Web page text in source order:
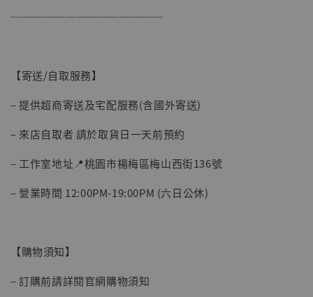
──────────────
【寄送/自取服務】
– 提供超商寄送及宅配服務(含國外寄送)
– 來店自取者 請於取貨日一天前預約
– 工作室地址📍桃園市楊梅區梅山西街136號
– 營業時間 12:00PM-19:00PM (六日公休)
【購物須知】
– 訂購前請詳閱官網購物須知